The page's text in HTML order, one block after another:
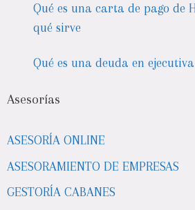
Qué es una carta de pago de
qué sirve
Qué es una deuda en
Asesorías
ASESORÍA ONLINE
ASESORAMIENTO DE EMPRESAS
GESTORÍA CABANES